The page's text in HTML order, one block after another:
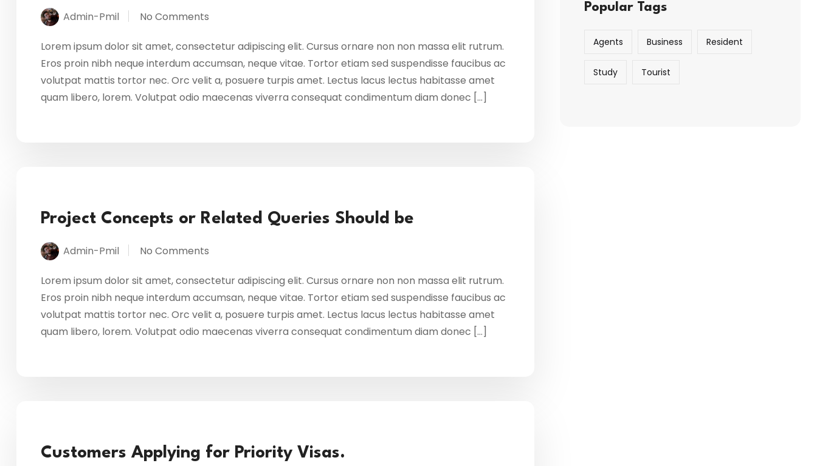
Admin-Pmil No Comments
Lorem ipsum dolor sit amet, consectetur adipiscing elit. Cursus ornare non non massa elit rutrum.
Eros proin nibh neque interdum accumsan, neque vitae. Tortor etiam sed suspendisse faucibus ac
volutpat mattis tortor nec. Orc velit a, posuere turpis amet. Lectus lacus lectus habitasse amet
quam libero, lorem. Volutpat odio maecenas viverra consequat condimentum diam donec […]
Project Concepts or Related Queries Should be
Admin-Pmil No Comments
Lorem ipsum dolor sit amet, consectetur adipiscing elit. Cursus ornare non non massa elit rutrum.
Eros proin nibh neque interdum accumsan, neque vitae. Tortor etiam sed suspendisse faucibus ac
volutpat mattis tortor nec. Orc velit a, posuere turpis amet. Lectus lacus lectus habitasse amet
quam libero, lorem. Volutpat odio maecenas viverra consequat condimentum diam donec […]
Customers Applying for Priority Visas.
Popular Tags
Agents Business Resident
Study Tourist